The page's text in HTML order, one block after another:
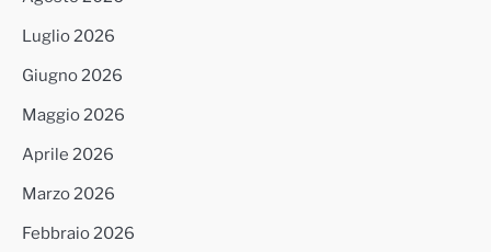
Luglio 2026
Giugno 2026
Maggio 2026
Aprile 2026
Marzo 2026
Febbraio 2026